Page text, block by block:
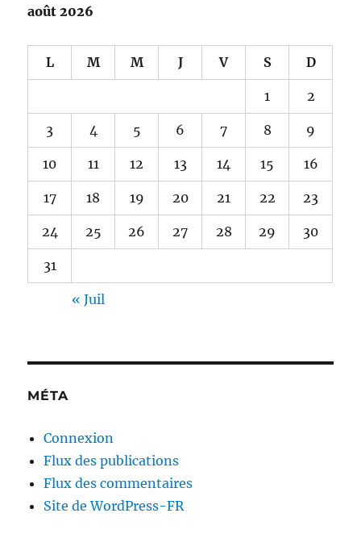
août 2026
L M M J V S D
1 2
3 4 5 6 7 8 9
10 11 12 13 14 15 16
17 18 19 20 21 22 23
24 25 26 27 28 29 30
31
« Juil
MÉTA
Connexion
Flux des publications
Flux des commentaires
Site de WordPress-FR